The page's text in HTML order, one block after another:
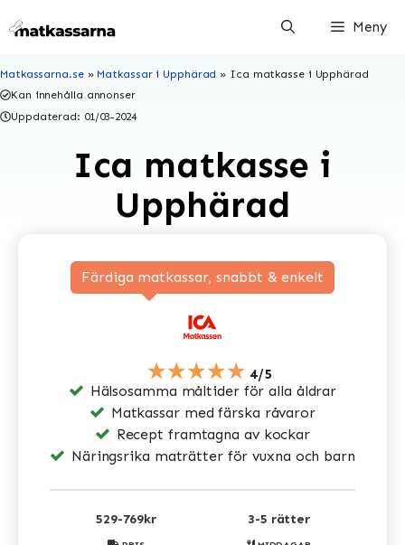
till
Meny
Matkassarna.se» Matkassar i Upphärad » Ica matkasse i Upphärad
Kan innehålla annonser
Uppdaterad: 01/03-2024
Ica matkasse i
Upphärad
Färdiga matkassar, snabbt & enkelt
★★★★★ 4/5
Hälsosamma måltider för alla åldrar
Matkassar med färska råvaror
Recept framtagna av kockar
Näringsrika maträtter för vuxna och barn
529-769kr 3-5 rätter